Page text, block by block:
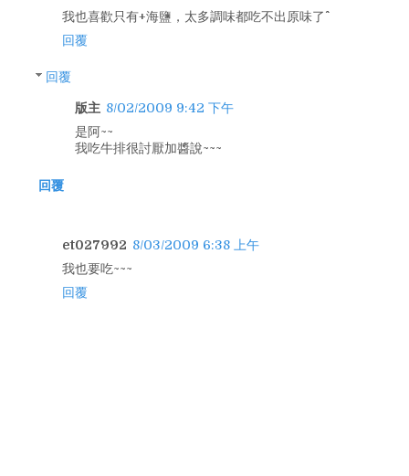
我也喜歡只有+海鹽，太多調味都吃不出原味了^^
回覆
回覆
版主 8/02/2009 9:42 下午
是阿~~
我吃牛排很討厭加醬說~~~
回覆
et027992 8/03/2009 6:38 上午
我也要吃~~~
回覆